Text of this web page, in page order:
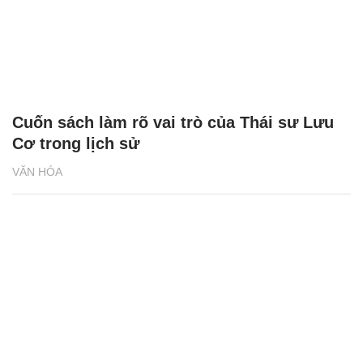
VĂN HÓA
Cuốn sách làm rõ vai trò của Thái sư Lưu
Cơ trong lịch sử